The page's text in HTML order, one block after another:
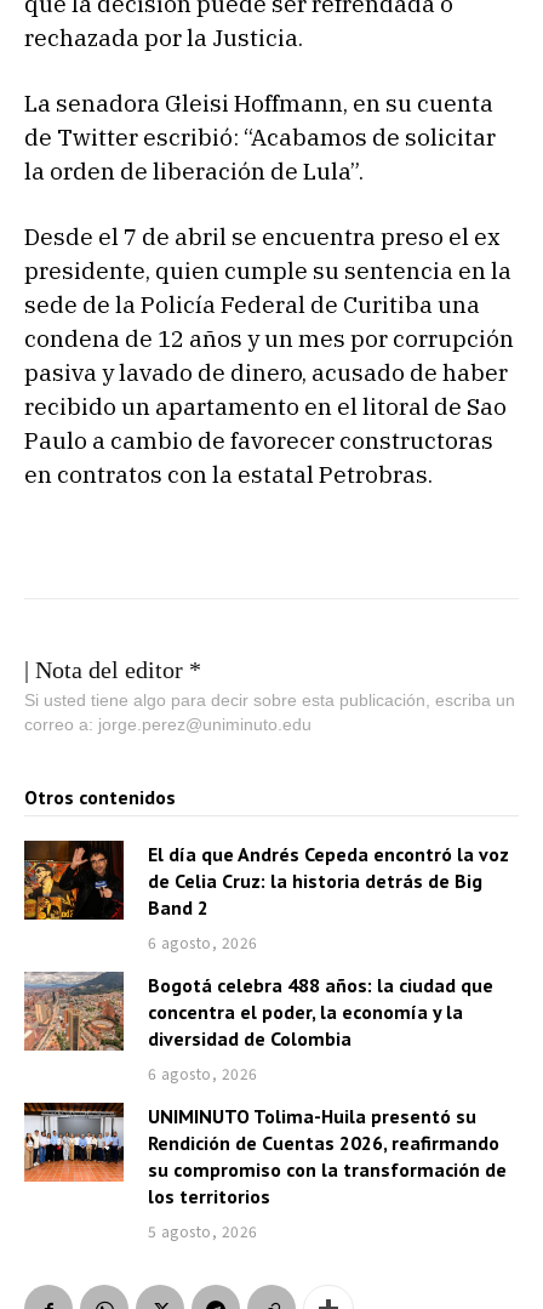
rechazada por la Justicia.
La senadora Gleisi Hoffmann, en su cuenta
de Twitter escribió: “Acabamos de solicitar
la orden de liberación de Lula”.
Desde el 7 de abril se encuentra preso el ex
presidente, quien cumple su sentencia en la
sede de la Policía Federal de Curitiba una
condena de 12 años y un mes por corrupción
pasiva y lavado de dinero, acusado de haber
recibido un apartamento en el litoral de Sao
Paulo a cambio de favorecer constructoras
en contratos con la estatal Petrobras.
| Nota del editor *
Si usted tiene algo para decir sobre esta publicación, escriba un
correo a: jorge.perez@uniminuto.edu
Otros contenidos
El día que Andrés Cepeda encontró la voz
de Celia Cruz: la historia detrás de Big
Band 2
6 agosto, 2026
Bogotá celebra 488 años: la ciudad que
concentra el poder, la economía y la
diversidad de Colombia
6 agosto, 2026
UNIMINUTO Tolima-Huila presentó su
Rendición de Cuentas 2026, reafirmando
su compromiso con la transformación de
los territorios
5 agosto, 2026